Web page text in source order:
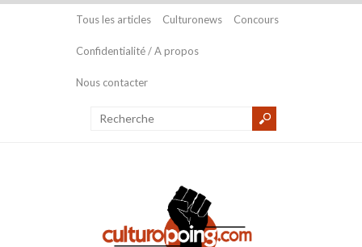
Tous les articles Culturonews Concours
Confidentialité / A propos
Nous contacter